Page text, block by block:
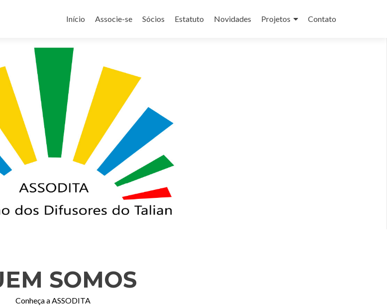
para
Início Associe-se Sócios Estatuto Novidades Projetos Contato
SOMOS
Conheça a ASSODITA